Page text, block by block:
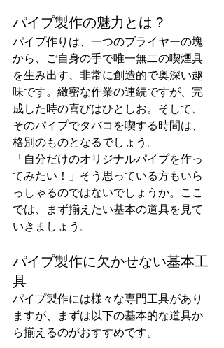
パイプ製作の魅力とは？
パイプ作りは、一つのブライヤーの塊
から、ご自身の手で唯一無二の喫煙具
を生み出す、非常に創造的で奥深い趣
味です。緻密な作業の連続ですが、完
成した時の喜びはひとしお。そして、
そのパイプでタバコを喫する時間は、
格別のものとなるでしょう。
「自分だけのオリジナルパイプを作っ
てみたい！」そう思っている方もいら
っしゃるのではないでしょうか。ここ
では、まず揃えたい基本の道具を見て
いきましょう。
パイプ製作に欠かせない基本工
具
パイプ製作には様々な専門工具があり
ますが、まずは以下の基本的な道具か
ら揃えるのがおすすめです。